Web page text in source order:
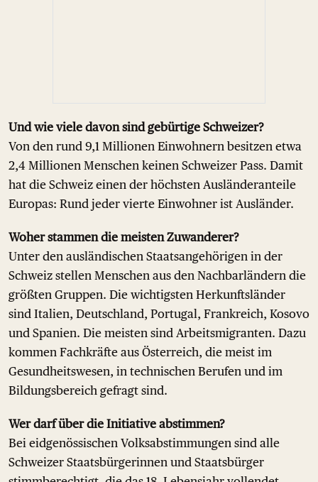
Und wie viele davon sind gebürtige Schweizer?
Von den rund 9,1 Millionen Einwohnern besitzen etwa
2,4 Millionen Menschen keinen Schweizer Pass. Damit
hat die Schweiz einen der höchsten Ausländeranteile
Europas: Rund jeder vierte Einwohner ist Ausländer.
Woher stammen die meisten Zuwanderer?
Unter den ausländischen Staatsangehörigen in der
Schweiz stellen Menschen aus den Nachbarländern die
größten Gruppen. Die wichtigsten Herkunftsländer
sind Italien, Deutschland, Portugal, Frankreich, Kosovo
und Spanien. Die meisten sind Arbeitsmigranten. Dazu
kommen Fachkräfte aus Österreich, die meist im
Gesundheitswesen, in technischen Berufen und im
Bildungsbereich gefragt sind.
Wer darf über die Initiative abstimmen?
Bei eidgenössischen Volksabstimmungen sind alle
Schweizer Staatsbürgerinnen und Staatsbürger